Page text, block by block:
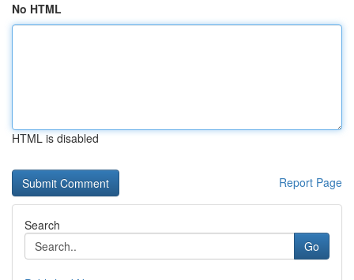
No HTML
HTML is disabled
Report Page
Search
Go